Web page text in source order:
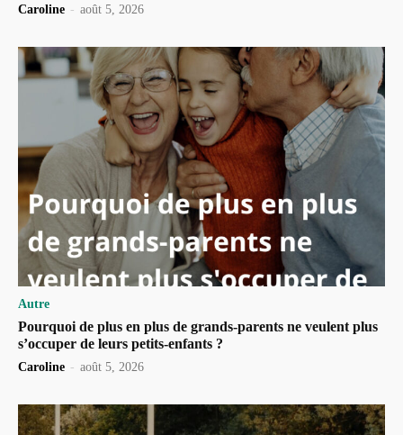
Caroline - août 5, 2026
Autre
Pourquoi de plus en plus de grands-parents ne veulent plus
s’occuper de leurs petits-enfants ?
Caroline - août 5, 2026